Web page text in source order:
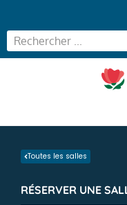
Votre Mairie
Vos services
Vie locale
Toutes les salles
RÉSERVER UNE